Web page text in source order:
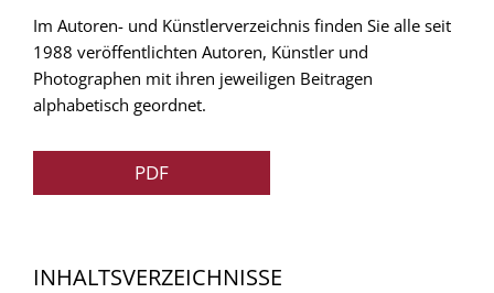
Im Autoren- und Künstlerverzeichnis finden Sie alle seit
1988 veröffentlichten Autoren, Künstler und
Photographen mit ihren jeweiligen Beitragen
alphabetisch geordnet.
PDF
INHALTSVERZEICHNISSE